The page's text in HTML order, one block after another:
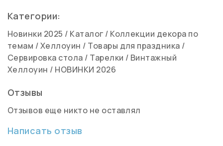
Категории:
Новинки 2025 / Каталог / Коллекции декора по
темам /Хеллоуин / Товары для праздника /
Сервировка стола / Тарелки / Винтажный
Хеллоуин / НОВИНКИ 2026
Отзывы
Отзывов еще никто не оставлял
Написать отзыв